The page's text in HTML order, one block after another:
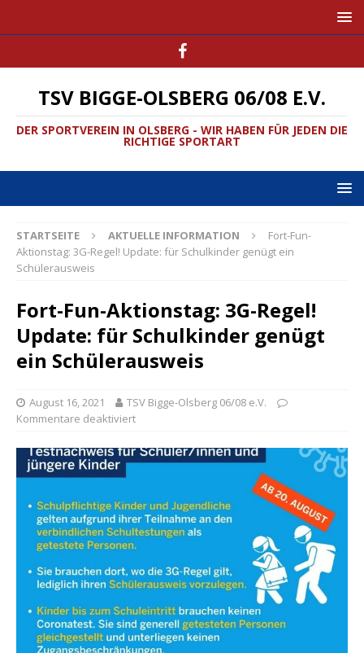
TSV BIGGE-OLSBERG 06/08 E.V.
DER SPORTVEREIN IN OLSBERG - WIR HABEN FÜR JEDEN DIE
RICHTIGE SPORTART
STARTSEITE AKTUELLE INFORMATION
Fort-Fun-
Aktionstag: 3G-Regel! Update: für Schulkinder genügt ein
Schülerausweis
Fort-Fun-Aktionstag: 3G-Regel!
Update: für Schulkinder genügt
ein Schülerausweis
August 16, 2021
TSV Bigge-Olsberg 06/08 e.V.
Kommentare deaktiviert